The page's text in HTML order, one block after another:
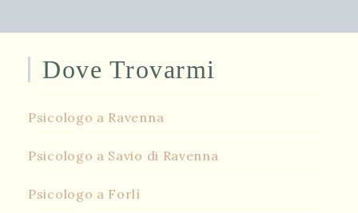
Dove Trovarmi
Psicologo a Ravenna
Psicologo a Savio di Ravenna
Psicologo a Forlì